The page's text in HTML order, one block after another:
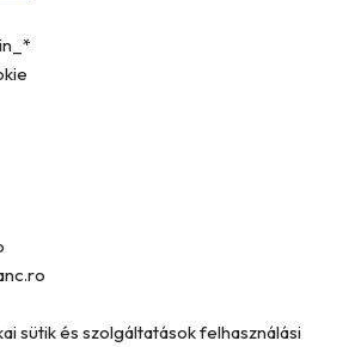
sütik és szolgáltatások felhasználási